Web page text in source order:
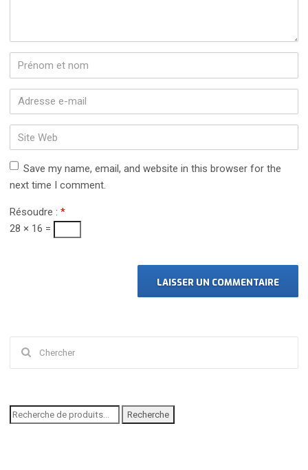
Prénom
et
nom*
Adresse
e-
mail
Site
Web
Save my name, email, and website in this browser for the
next time I comment.
Résoudre :*
28 × 16 =
Recherche
pour :
Recherche